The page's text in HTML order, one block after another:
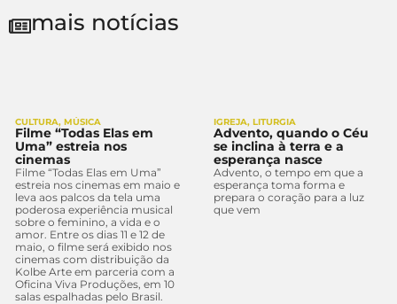
mais notícias
CULTURA, MÚSICA
Filme “Todas Elas em
Uma” estreia nos
cinemas
Filme “Todas Elas em Uma”
estreia nos cinemas em maio e
leva aos palcos da tela uma
poderosa experiência musical
sobre o feminino, a vida e o
amor. Entre os dias 11 e 12 de
maio, o filme será exibido nos
cinemas com distribuição da
Kolbe Arte em parceria com a
Oficina Viva Produções, em 10
salas espalhadas pelo Brasil.
IGREJA, LITURGIA
Advento, quando o Céu
se inclina à terra e a
esperança nasce
Advento, o tempo em que a
esperança toma forma e
prepara o coração para a luz
que vem